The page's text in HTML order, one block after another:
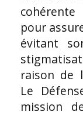
pour
évitant
raison de
Le
mission